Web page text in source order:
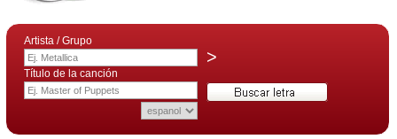
Artista / Grupo
>
Título de la canción